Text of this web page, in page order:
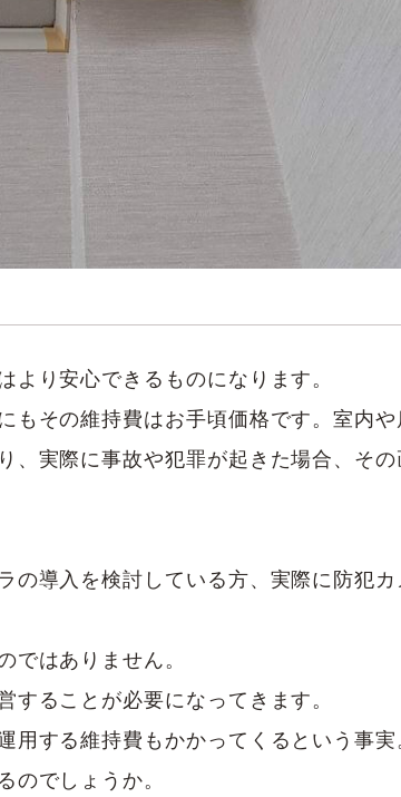
より安心できるものになります。
もその維持費はお手頃価格です。室内
、実際に事故や犯罪が起きた場合、そ
導入を検討している方、実際に防犯カ
ではありません。
ることが必要になってきます。
用する維持費もかかってくるという事
のでしょうか。